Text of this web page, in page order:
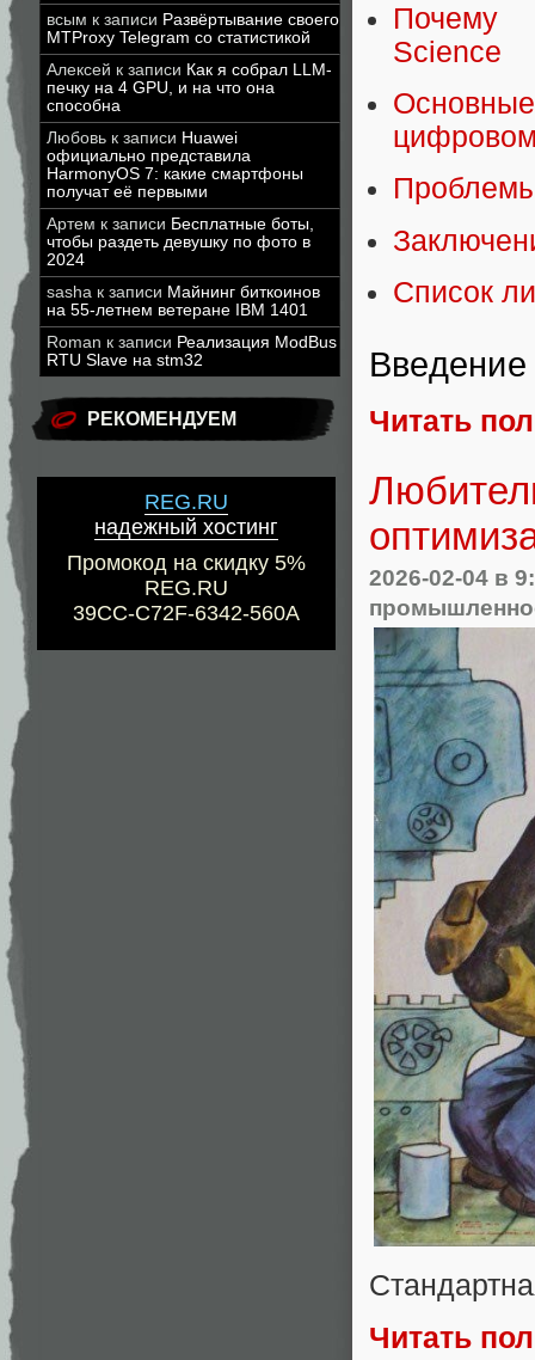
всым к записи Развёртывание своего
MTProxy Telegram со статистикой
Алексей к записи Как я собрал LLM-
печку на 4 GPU, и на что она
способна
Любовь к записи Huawei
официально представила
HarmonyOS 7: какие смартфоны
получат её первыми
Артем к записи Бесплатные боты,
чтобы раздеть девушку по фото в
2024
sasha к записи Майнинг биткоинов
на 55-летнем ветеране IBM 1401
Roman к записи Реализация ModBus
RTU Slave на stm32
РЕКОМЕНДУЕМ
REG.RU
надежный хостинг
Промокод на скидку 5%
REG.RU
39CC-C72F-6342-560A
Почему
Science
Список
Введение
Читать
2026-02-04 в
Читать